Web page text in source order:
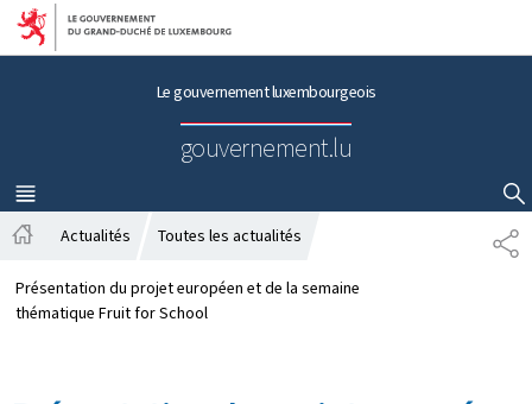
Aller au menu principal
Aller au contenu
Le gouvernement luxembourgeois
gouvernement.lu
MENU
PRINCIPAL
AFFICHER / MASQUER LA RECHERCHE
P
A
c
c
Actualités Toutes les actualités
Présentation du projet européen et de la semaine
thématique Fruit for School